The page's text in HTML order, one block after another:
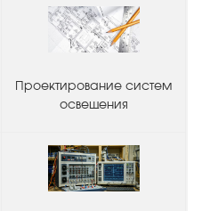
Проектирование систем
освещения